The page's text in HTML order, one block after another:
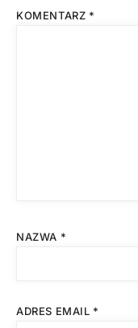
KOMENTARZ *
NAZWA *
ADRES EMAIL *